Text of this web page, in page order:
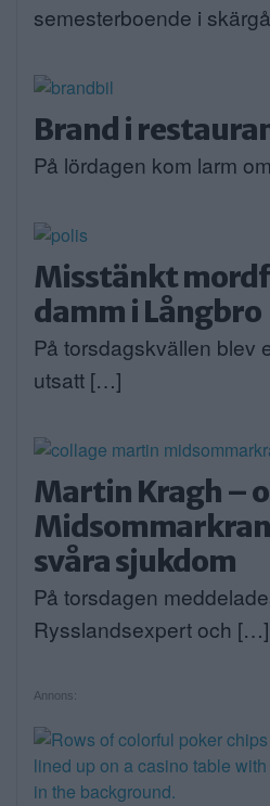
semesterboende i
Brand i
På lördagen kom larm
Misstänkt
damm i Långbro
På torsdagskvällen blev
utsatt […]
Martin Kragh –
svåra sjukdom
På torsdagen
Rysslandsexpert och […]
Annons: